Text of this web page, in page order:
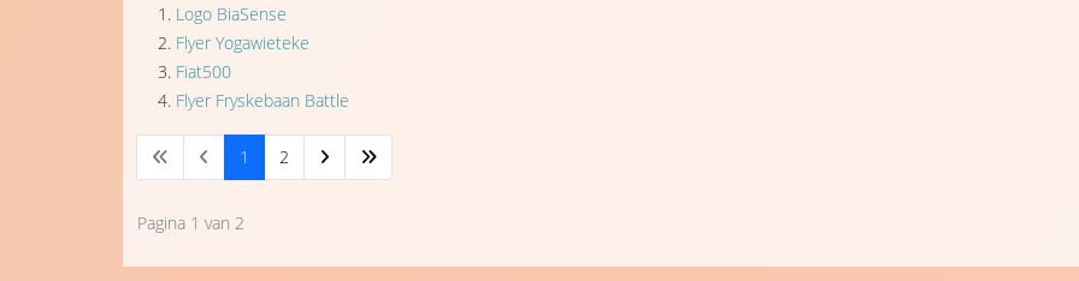
Logo BiaSense
Flyer Yogawieteke
Fiat500
Flyer Fryskebaan Battle
1 2
Pagina 1 van 2